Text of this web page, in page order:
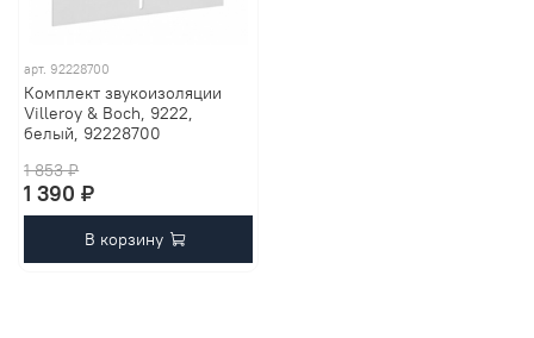
арт. 92228700
Комплект звукоизоляции
Villeroy & Boch, 9222,
белый, 92228700
1 853 ₽
1 390 ₽
В корзину